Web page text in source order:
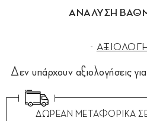
ΑΝΑΛΥΣΗ
Δεν υπάρχουν αξιολογήσεις
ΔΩΡΕΑΝ ΜΕΤΑΦΟΡΙΚΑ